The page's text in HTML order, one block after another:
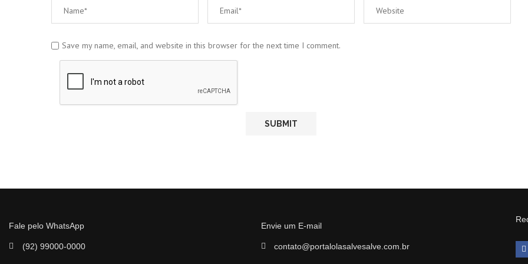
Save my name, email, and website in this browser for the next time I comment.
Fale pelo WhatsApp
(92) 99000-0000
Envie um E-mail
contato@portalolasalvesalve.com.br